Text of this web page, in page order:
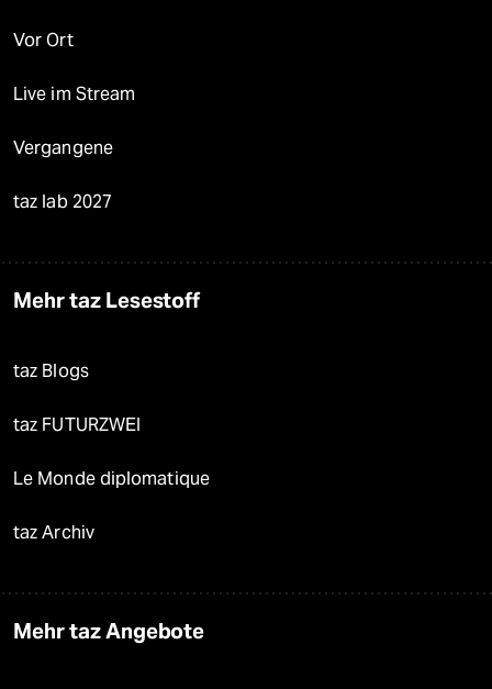
Vor Ort
Live im Stream
Vergangene
taz lab 2027
Mehr taz Lesestoff
taz Blogs
taz FUTURZWEI
Le Monde diplomatique
taz Archiv
Mehr taz Angebote